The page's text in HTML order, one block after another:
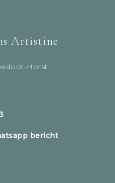
Artistine
Horst
bericht